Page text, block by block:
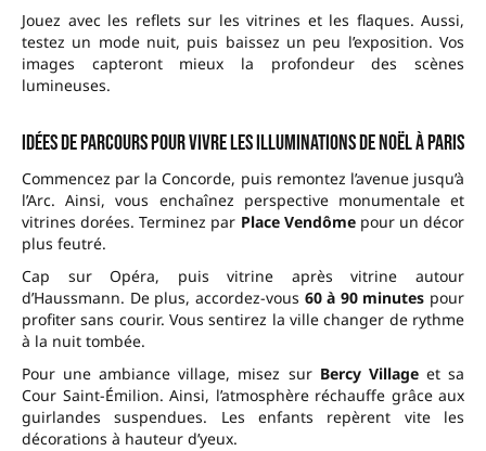
Jouez avec les reflets sur les vitrines et les flaques. Aussi,
testez un mode nuit, puis baissez un peu l’exposition. Vos
images capteront mieux la profondeur des scènes
lumineuses.
Idées de parcours pour vivre les illuminations de Noël à Paris
Commencez par la Concorde, puis remontez l’avenue jusqu’à
l’Arc. Ainsi, vous enchaînez perspective monumentale et
vitrines dorées. Terminez par Place Vendômepour un décor
plus feutré.
Cap sur Opéra, puis vitrine après vitrine autour
d’Haussmann. De plus, accordez-vous 60 à 90 minutes pour
profiter sans courir. Vous sentirez la ville changer de rythme
à la nuit tombée.
Pour une ambiance village, misez sur Bercy Villageet sa
Cour Saint-Émilion. Ainsi, l’atmosphère réchauffe grâce aux
guirlandes suspendues. Les enfants repèrent vite les
décorations à hauteur d’yeux.